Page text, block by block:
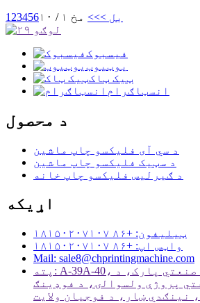
1 23456 بل >>> مخ ۱ / ۱۰
فیسبوک
یوټیوب
ټیک ټاک
انسټاګرام
د محصول
د سي آی فلیکسو چاپ ماشین
د سټیک فلیکسو چاپ ماشین
د ګیرلیس فلیکسو چاپ خانه
اړیکه
ټیلیفون: +۸۶ ۱۸۱۵۰۲۰۷۱۰۷
واټس اپ: +۸۶ ۱۸۱۵۰۲۰۷۱۰۷
Mail: sale8@chprintingmachine.com
پته: A-39A-40، د شویګوان صنعتي پارک، د
پروژې ولسوالۍ، د فوډینګ
نینګدي ښار، د فوجیان ولایت